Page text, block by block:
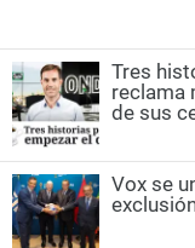
Tres
reclama
de sus
Vox se